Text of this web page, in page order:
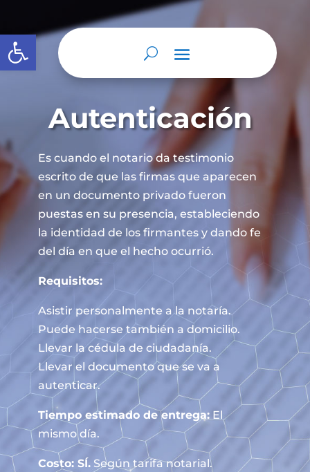
Abrir barra de herramientas
Autenticación
Es cuando el notario da testimonio
escrito de que las firmas que aparecen
en un documento privado fueron
puestas en su presencia, estableciendo
la identidad de los firmantes y dando fe
del día en que el hecho ocurrió.
Requisitos:
Asistir personalmente a la notaría.
Puede hacerse también a domicilio.
Llevar la cédula de ciudadanía.
Llevar el documento que se va a
autenticar.
Tiempo estimado de entrega:El
mismo día.
Costo: SÍ.Según tarifa notarial.